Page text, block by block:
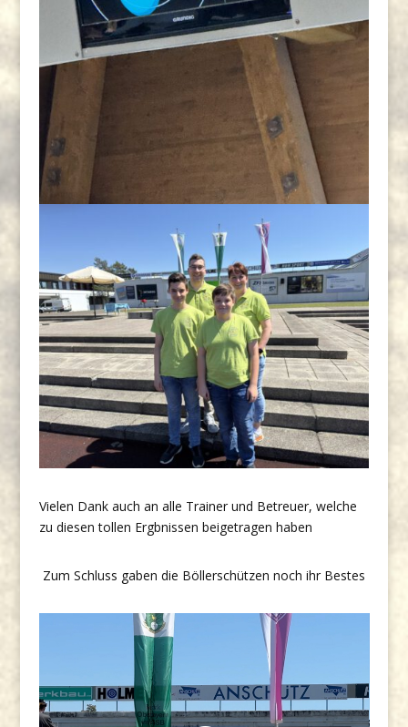
Vielen Dank auch an alle Trainer und Betreuer, welche
zu diesen tollen Ergbnissen beigetragen haben
Zum Schluss gaben die Böllerschützen noch ihr Bestes